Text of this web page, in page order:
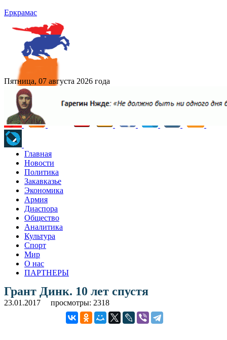
Еркрамас
Пятница, 07 августа 2026 года
Главная
Новости
Политика
Закавказье
Экономика
Армия
Диаспора
Общество
Аналитика
Культура
Спорт
Мир
О нас
ПАРТНЕРЫ
Грант Динк. 10 лет спустя
23.01.2017 просмотры: 2318